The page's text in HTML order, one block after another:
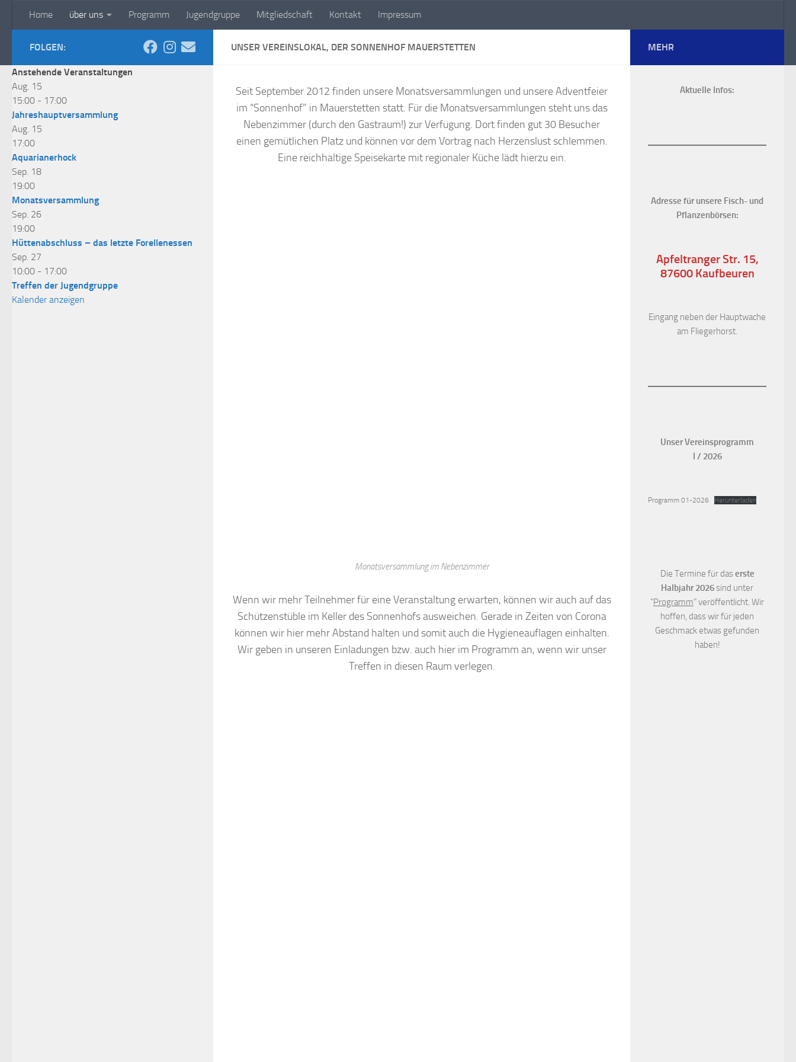
Zum Inhalt springen
Aquarienfreunde Kaufbeuren e. V.
Home über uns Programm Jugendgruppe Mitgliedschaft Kontakt Impressum
UNSER VEREINSLOKAL, DER SONNENHOF MAUERSTETTEN
Seit September 2012 finden unsere Monatsversammlungen und unsere Adventfeier
im “Sonnenhof” in Mauerstetten statt. Für die Monatsversammlungen steht uns das
Nebenzimmer (durch den Gastraum!) zur Verfügung. Dort finden gut 30 Besucher
einen gemütlichen Platz und können vor dem Vortrag nach Herzenslust schlemmen.
Eine reichhaltige Speisekarte mit regionaler Küche lädt hierzu ein.
Monatsversammlung im Nebenzimmer
Wenn wir mehr Teilnehmer für eine Veranstaltung erwarten, können wir auch auf das
Schützenstüble im Keller des Sonnenhofs ausweichen. Gerade in Zeiten von Corona
können wir hier mehr Abstand halten und somit auch die Hygieneauflagen einhalten.
Wir geben in unseren Einladungen bzw. auch hier im Programm an, wenn wir unser
Treffen in diesen Raum verlegen.
FOLGEN:
Anstehende Veranstaltungen
Aug. 15
15:00 - 17:00
Jahreshauptversammlung
Aug. 15
17:00
Aquarianerhock
Sep. 18
19:00
Monatsversammlung
Sep. 26
19:00
Hüttenabschluss – das letzte Forellenessen
Sep. 27
10:00 - 17:00
Treffen der Jugendgruppe
Kalender anzeigen
MEHR
Aktuelle Infos:
Adresse für unsere Fisch- und
Pflanzenbörsen:
Apfeltranger Str. 15,
87600 Kaufbeuren
Eingang neben der Hauptwache
am Fliegerhorst.
Unser Vereinsprogramm
I / 2026
Programm 01-2026 Herunterladen
Die Termine für daserste
Halbjahr 2026sind unter
"Programm" veröffentlicht. Wir
hoffen, dass wir für jeden
Geschmack etwas gefunden
haben!